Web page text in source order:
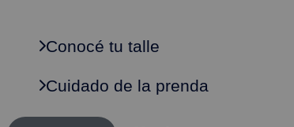
Conocé tu talle
Cuidado de la prenda